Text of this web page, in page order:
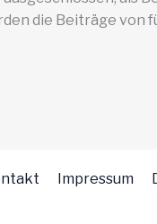
die Beiträge
Impressum